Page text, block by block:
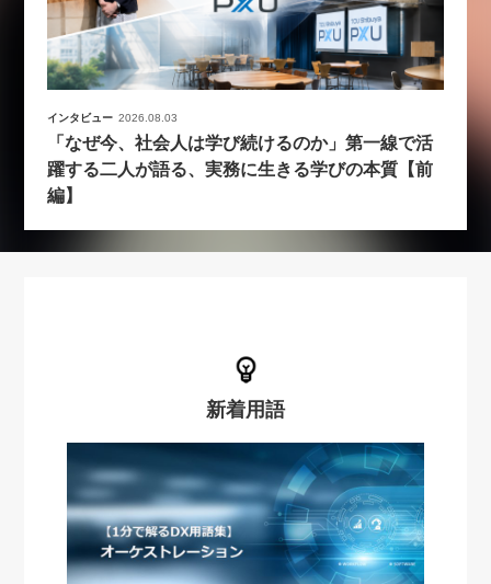
インタビュー 2026.08.03
「なぜ今、社会人は学び続けるのか」第一線で活
躍する二人が語る、実務に生きる学びの本質【前
編】
新着用語